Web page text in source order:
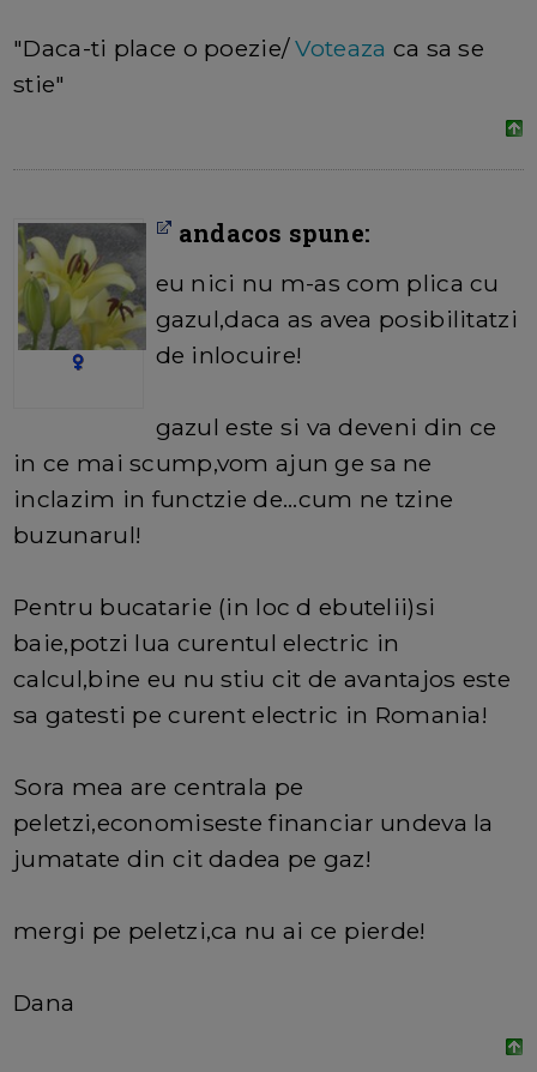
"Daca-ti place o poezie/Voteaza ca sa se
stie"
andacos spune:
eu nici nu m-as com plica cu
gazul,daca as avea posibilitatzi
de inlocuire!
gazul este si va deveni din ce
in ce mai scump,vom ajun ge sa ne
inclazim in functzie de...cum ne tzine
buzunarul!
Pentru bucatarie (in loc d ebutelii)si
baie,potzi lua curentul electric in
calcul,bine eu nu stiu cit de avantajos este
sa gatesti pe curent electric in Romania!
Sora mea are centrala pe
peletzi,economiseste financiar undeva la
jumatate din cit dadea pe gaz!
mergi pe peletzi,ca nu ai ce pierde!
Dana